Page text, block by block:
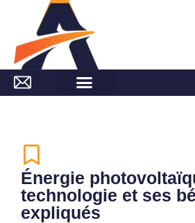
Énergie
technologie et ses
expliqués